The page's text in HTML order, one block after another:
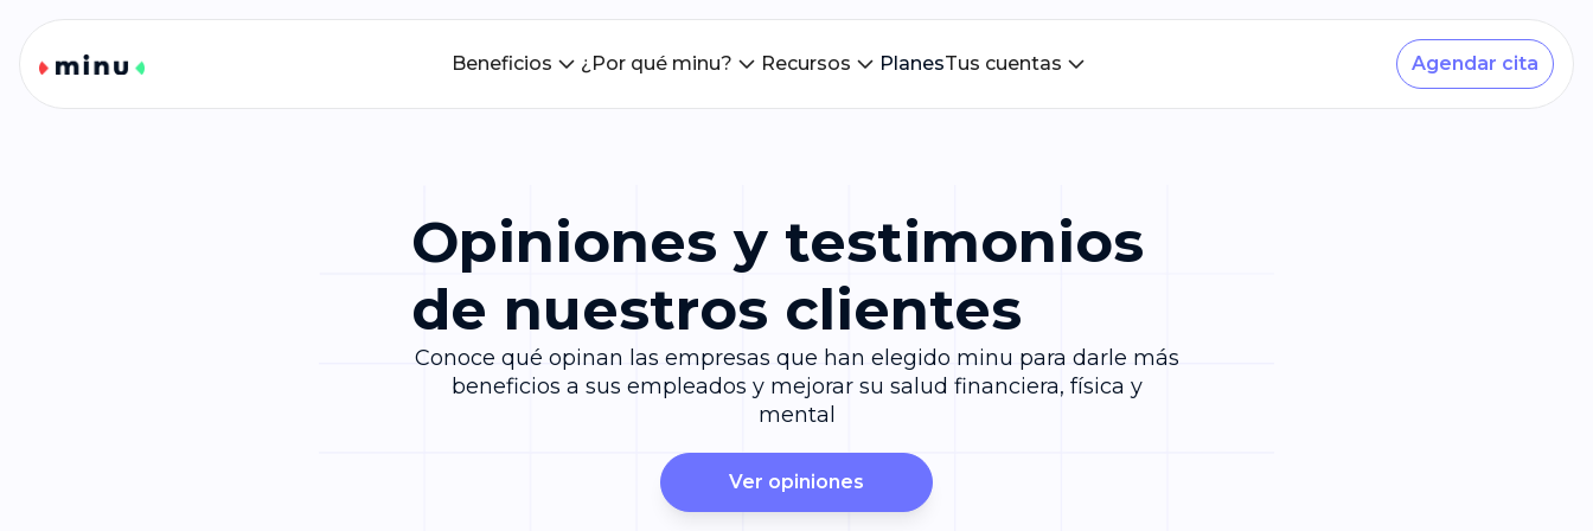
Beneficios ¿Por qué minu? Recursos PlanesTus cuentas Agendar cita
Opiniones y testimonios
de nuestros clientes
Conoce qué opinan las empresas que han elegido minu para darle más
beneficios a sus empleados y mejorar su salud financiera, física y
mental
Ver opiniones